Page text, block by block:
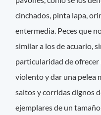
cinchados, pinta lapa,
entermedia. Peces que
similar a los de acuario,
particularidad de
violento y dar una pelea
saltos y corridas dignos
ejemplares de un